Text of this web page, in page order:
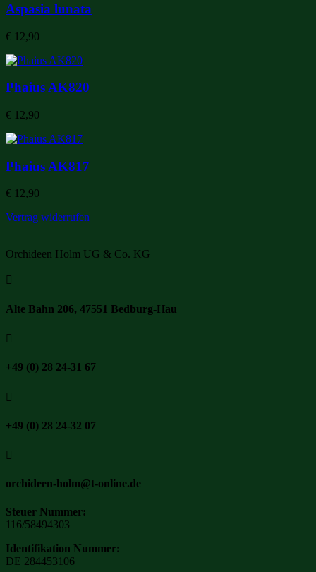
Aspasia lunata
€ 12,90
Phaius AK820
€ 12,90
Phaius AK817
€ 12,90
Vertrag widerrufen
Orchideen Holm UG & Co. KG

Alte Bahn 206, 47551 Bedburg-Hau

+49 (0) 28 24-31 67

+49 (0) 28 24-32 07

orchideen-holm@t-online.de
Steuer Nummer:
116/58494303
Identifikation Nummer:
DE 284453106